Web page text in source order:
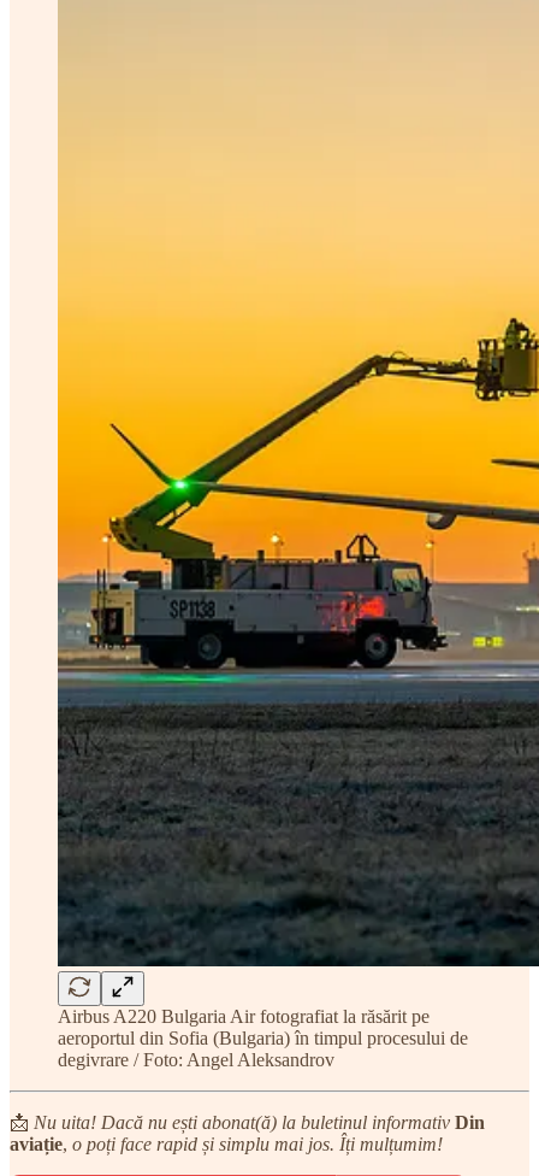
Airbus A220 Bulgaria Air fotografiat la răsărit pe
aeroportul din Sofia (Bulgaria) în timpul procesului de
degivrare / Foto: Angel Aleksandrov
📩 Nu uita! Dacă nu ești abonat(ă) la buletinul informativ Din
aviație, o poți face rapid și simplu mai jos. Îți mulțumim!